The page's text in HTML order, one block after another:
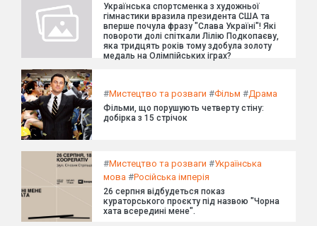
Українська спортсменка з художньої
гімнастики вразила президента США та
вперше почула фразу "Слава Україні"! Які
повороти долі спіткали Лілію Подкопаєву,
яка тридцять років тому здобула золоту
медаль на Олімпійських іграх?
#Мистецтво та розваги #Фільм #Драма
Фільми, що порушують четверту стіну:
добірка з 15 стрічок
#Мистецтво та розваги #Українська
мова #Російська імперія
26 серпня відбудеться показ
кураторського проєкту під назвою "Чорна
хата всередині мене".